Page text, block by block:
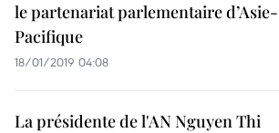
le partenariat parlementaire d’Asie-
Pacifique
18/01/2019 04:08
La présidente de l'AN Nguyen Thi